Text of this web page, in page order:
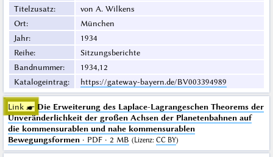
Titelzusatz:
von A. Wilkens
Ort:
München
Jahr:
1934
Reihe:
Sitzungsberichte
Bandnummer:
1934,12
Katalogeintrag: https://gateway-bayern.de/BV003394989
Link ☛ Die Erweiterung des Laplace-Lagrangeschen Theorems der
Unveränderlichkeit der großen Achsen der Planetenbahnen auf
die kommensurablen und nahe kommensurablen
Bewegungsformen· PDF · 2 MB (Lizenz: CC BY)